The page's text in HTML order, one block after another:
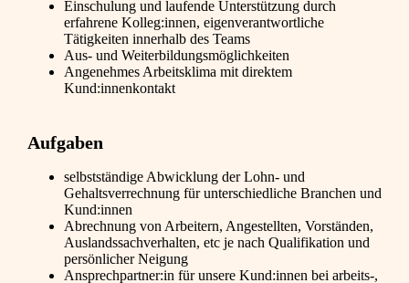
Einschulung und laufende Unterstützung durch
erfahrene Kolleg:innen, eigenverantwortliche
Tätigkeiten innerhalb des Teams
Aus- und Weiterbildungsmöglichkeiten
Angenehmes Arbeitsklima mit direktem
Kund:innenkontakt
Aufgaben
selbstständige Abwicklung der Lohn- und
Gehaltsverrechnung für unterschiedliche Branchen und
Kund:innen
Abrechnung von Arbeitern, Angestellten, Vorständen,
Auslandssachverhalten, etc je nach Qualifikation und
persönlicher Neigung
Ansprechpartner:in für unsere Kund:innen bei arbeits-,